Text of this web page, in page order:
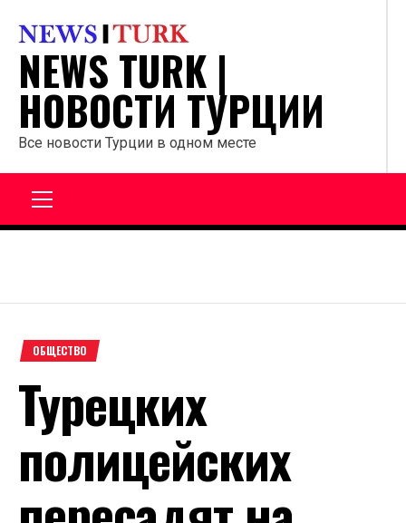
содержанию
NEWS TURK |
НОВОСТИ ТУРЦИИ
Все новости Турции в одном месте
ОБЩЕСТВО
Турецких
полицейских